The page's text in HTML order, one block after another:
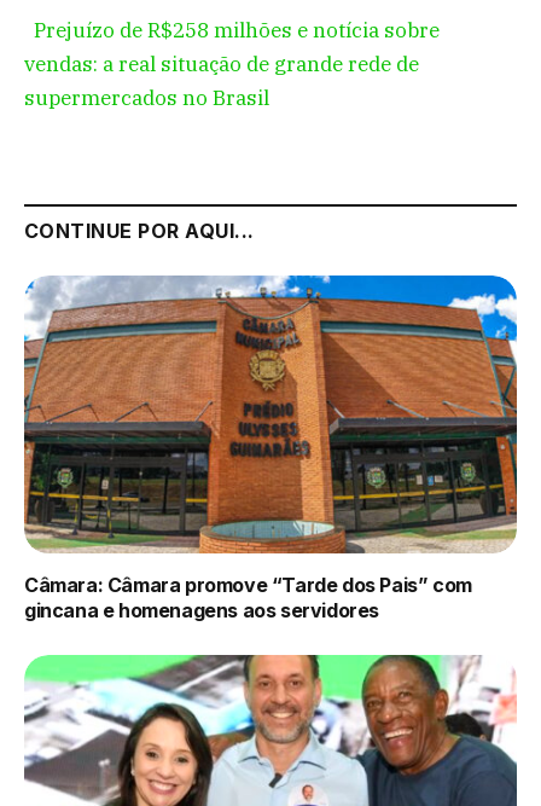
Prejuízo de R$258 milhões e notícia sobre
vendas: a real situação de grande rede de
supermercados no Brasil
CONTINUE POR AQUI...
Câmara: Câmara promove “Tarde dos Pais” com
gincana e homenagens aos servidores